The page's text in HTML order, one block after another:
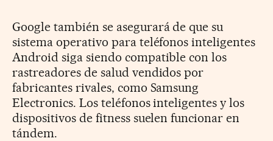
Google también se asegurará de que su
sistema operativo para teléfonos inteligentes
Android siga siendo compatible con los
rastreadores de salud vendidos por
fabricantes rivales, como Samsung
Electronics. Los teléfonos inteligentes y los
dispositivos de fitness suelen funcionar en
tándem.